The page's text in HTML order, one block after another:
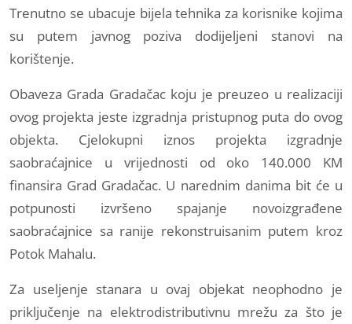
Trenutno se ubacuje bijela tehnika za korisnike kojima
su putem javnog poziva dodijeljeni stanovi na
korištenje.
Obaveza Grada Gradačac koju je preuzeo u realizaciji
ovog projekta jeste izgradnja pristupnog puta do ovog
objekta. Cjelokupni iznos projekta izgradnje
saobraćajnice u vrijednosti od oko 140.000 KM
finansira Grad Gradačac. U narednim danima bit će u
potpunosti izvršeno spajanje novoizgrađene
saobraćajnice sa ranije rekonstruisanim putem kroz
Potok Mahalu.
Za useljenje stanara u ovaj objekat neophodno je
priključenje na elektrodistributivnu mrežu za što je